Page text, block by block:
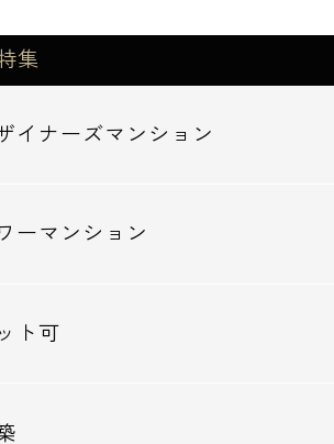
集
イナーズマンション
ーマンション
ト可